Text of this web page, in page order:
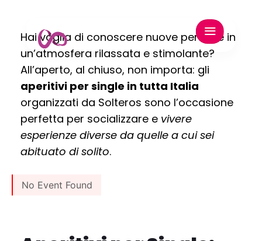
Hai voglia di conoscere nuove persone in
un’atmosfera rilassata e stimolante?
All’aperto, al chiuso, non importa: gli
aperitivi per single in tutta Italia
organizzati da Solteros sono l’occasione
perfetta per socializzare e vivere
esperienze diverse da quelle a cui sei
abituato di solito.
No Event Found